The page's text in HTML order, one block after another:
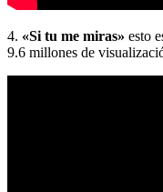
4. «Si tu me miras» esto
9.6 millones de